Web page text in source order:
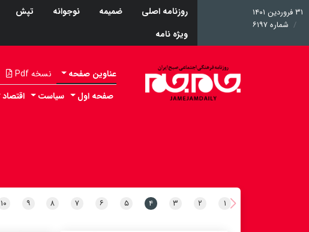
۳۱ فروردین ۱۴۰۱
شماره ۶۱۹۷
روزنامه اصلی ضمیمه نوجوانه تپش
ویژه نامه
عناوین صفحه نسخه Pdf
صفحه اول سیاست اقتصاد
۱ ۲ ۳ ۴ ۵ ۶ ۷ ۸ ۹ ۱۰